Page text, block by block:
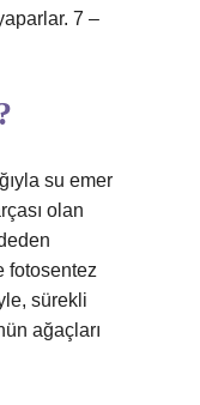
7 –
su emer
olan
fotosentez
sürekli
ağaçları